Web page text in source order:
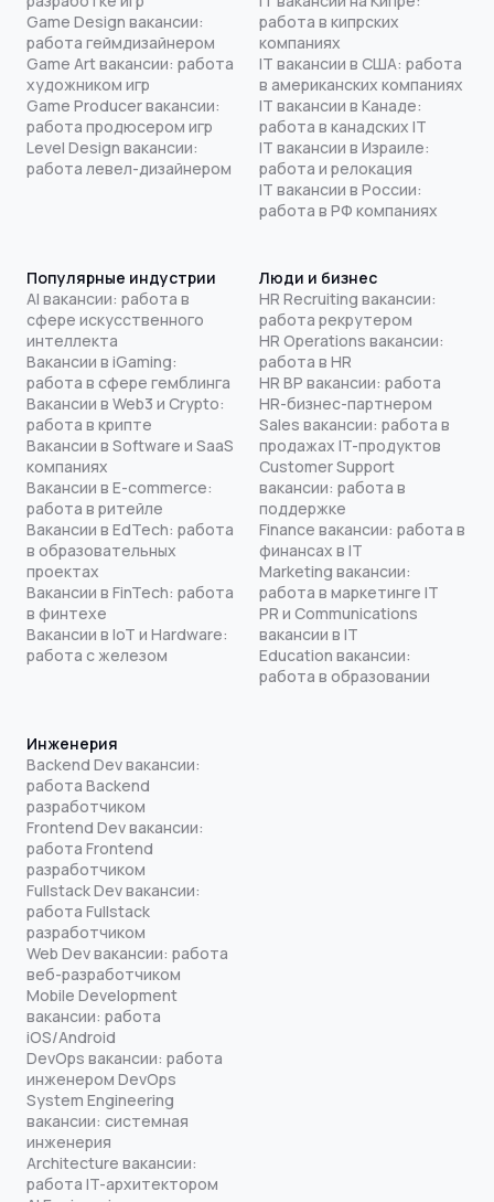
Game Design вакансии:
работа геймдизайнером
Game Art вакансии: работа
художником игр
Game Producer вакансии:
работа продюсером игр
Level Design вакансии:
работа левел-дизайнером
работа в кипрских
компаниях
IT вакансии в США: работа
в американских компаниях
IT вакансии в Канаде:
работа в канадских IT
IT вакансии в Израиле:
работа и релокация
IT вакансии в России:
работа в РФ компаниях
Популярные индустрии
AI вакансии: работа в
сфере искусственного
интеллекта
Вакансии в iGaming:
работа в сфере гемблинга
Вакансии в Web3 и Crypto:
работа в крипте
Вакансии в Software и SaaS
компаниях
Вакансии в E-commerce:
работа в ритейле
Вакансии в EdTech: работа
в образовательных
проектах
Вакансии в FinTech: работа
в финтехе
Вакансии в IoT и Hardware:
работа с железом
Люди и бизнес
HR Recruiting вакансии:
работа рекрутером
HR Operations вакансии:
работа в HR
HR BP вакансии: работа
HR-бизнес-партнером
Sales вакансии: работа в
продажах IT-продуктов
Customer Support
вакансии: работа в
поддержке
Finance вакансии: работа в
финансах в IT
Marketing вакансии:
работа в маркетинге IT
PR и Communications
вакансии в IT
Education вакансии:
работа в образовании
Инженерия
Backend Dev вакансии:
работа Backend
разработчиком
Frontend Dev вакансии:
работа Frontend
разработчиком
Fullstack Dev вакансии:
работа Fullstack
разработчиком
Web Dev вакансии: работа
веб-разработчиком
Mobile Development
вакансии: работа
iOS/Android
DevOps вакансии: работа
инженером DevOps
System Engineering
вакансии: системная
инженерия
Architecture вакансии:
работа IT-архитектором